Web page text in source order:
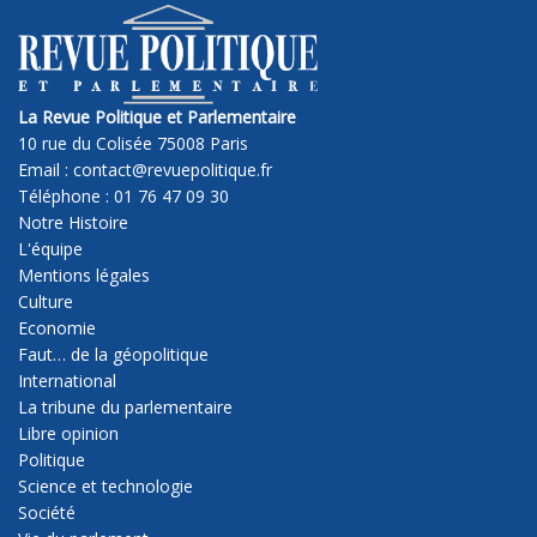
La Revue Politique et Parlementaire
10 rue du Colisée 75008 Paris
Email : contact@revuepolitique.fr
Téléphone : 01 76 47 09 30
Notre Histoire
L'équipe
Mentions légales
Culture
Economie
Faut… de la géopolitique
International
La tribune du parlementaire
Libre opinion
Politique
Science et technologie
Société